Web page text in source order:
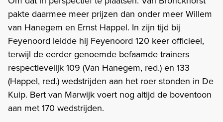
pakte daarmee meer prijzen dan onder meer Willem
van Hanegem en Ernst Happel. In zijn tijd bij
Feyenoord leidde hij Feyenoord 120 keer officieel,
terwijl de eerder genoemde befaamde trainers
respectievelijk 109 (Van Hanegem, red.) en 133
(Happel, red.) wedstrijden aan het roer stonden in De
Kuip. Bert van Marwijk voert nog altijd de boventoon
aan met 170 wedstrijden.